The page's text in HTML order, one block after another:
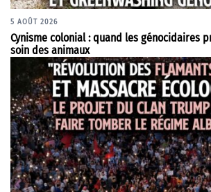
5 AOÛT 2026
Cynisme colonial : quand les génocidaires
soin des animaux